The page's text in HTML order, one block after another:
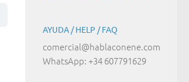
AYUDA / HELP / FAQ
comercial@hablaconene.com
WhatsApp: +34 607791629